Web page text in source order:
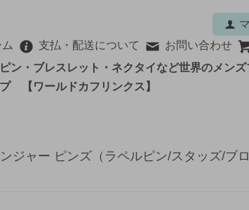
支払・配送について お問い合わせ
ン・ブレスレット・ネクタイなど世界のメン
【ワールドカフリンクス】
ジャー ピンズ（ラペルピン/スタッズ/ブ